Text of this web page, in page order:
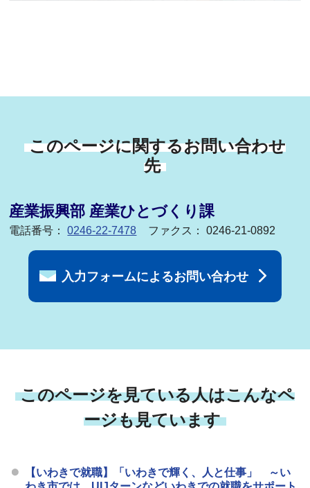
このページに関するお問い合わせ
先
産業振興部 産業ひとづくり課
電話番号：0246-22-7478 ファクス： 0246-21-0892
入力フォームによるお問い合わせ
このページを見ている人はこんなペ
ージも見ています
【いわきで就職】「いわきで輝く、人と仕事」 ～い